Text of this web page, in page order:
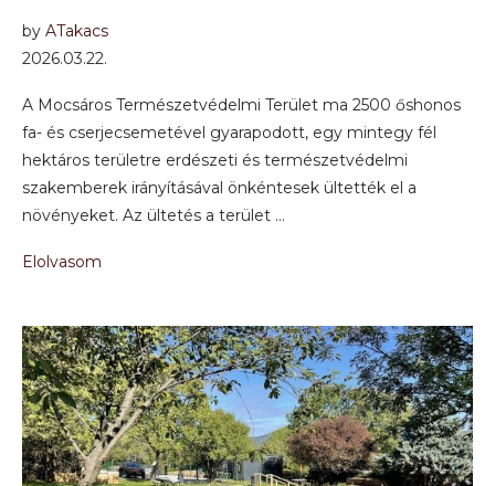
by ATakacs
2026.03.22.
A Mocsáros Természetvédelmi Terület ma 2500 őshonos
fa- és cserjecsemetével gyarapodott, egy mintegy fél
hektáros területre erdészeti és természetvédelmi
szakemberek irányításával önkéntesek ültették el a
növényeket. Az ültetés a terület …
Elolvasom